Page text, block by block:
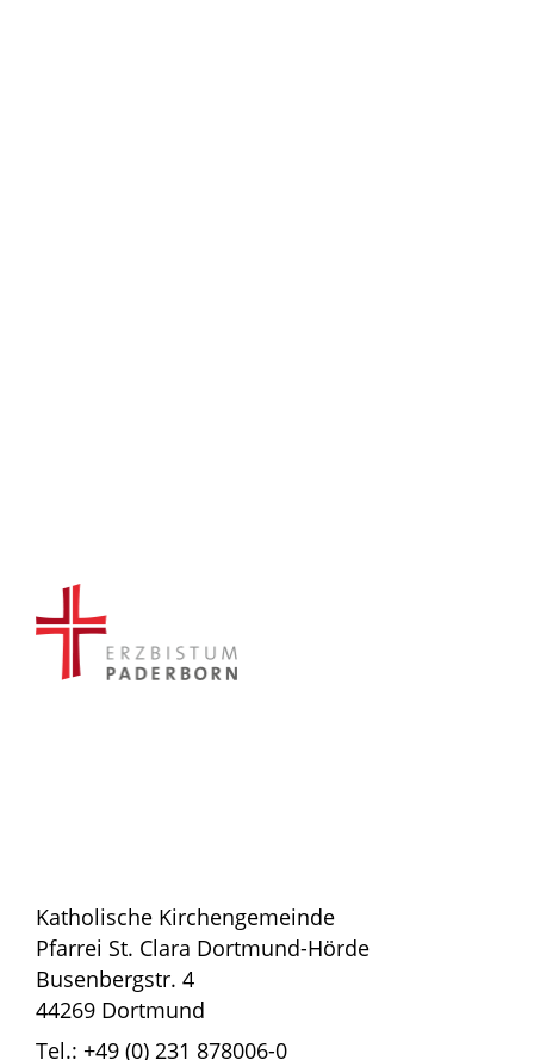
Katholische Kirchengemeinde
Pfarrei St. Clara Dortmund-Hörde
Busenbergstr. 4
44269 Dortmund
Tel.: +49 (0) 231 878006-0